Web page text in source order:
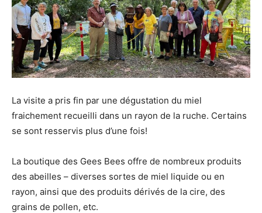
La visite a pris fin par une dégustation du miel
fraichement recueilli dans un rayon de la ruche. Certains
se sont resservis plus d’une fois!
La boutique des Gees Bees offre de nombreux produits
des abeilles – diverses sortes de miel liquide ou en
rayon, ainsi que des produits dérivés de la cire, des
grains de pollen, etc.